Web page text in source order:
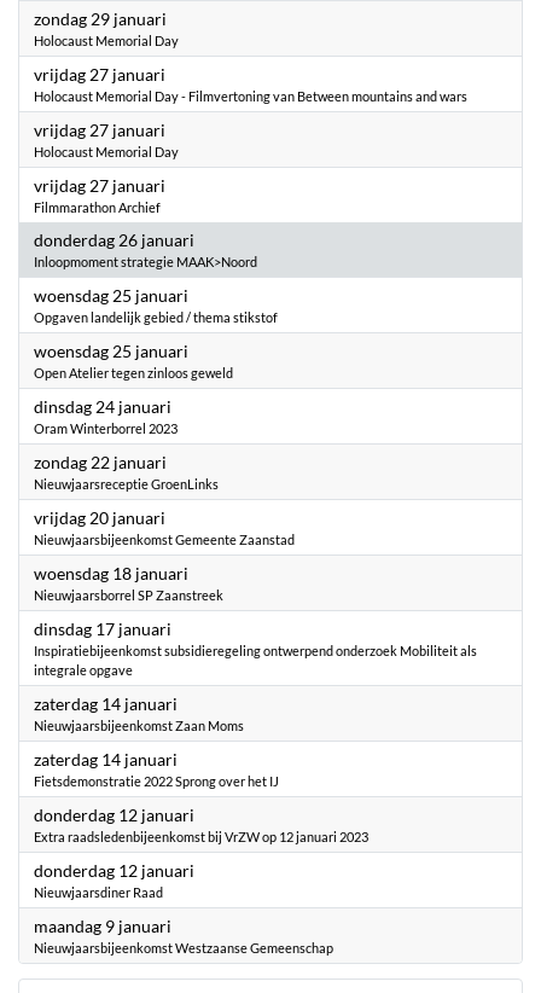
zondag 29 januari
Holocaust Memorial Day
vrijdag 27 januari
Holocaust Memorial Day - Filmvertoning van Between mountains and wars
vrijdag 27 januari
Holocaust Memorial Day
vrijdag 27 januari
Filmmarathon Archief
donderdag 26 januari
Inloopmoment strategie MAAK>Noord
woensdag 25 januari
Opgaven landelijk gebied / thema stikstof
woensdag 25 januari
Open Atelier tegen zinloos geweld
dinsdag 24 januari
Oram Winterborrel 2023
zondag 22 januari
Nieuwjaarsreceptie GroenLinks
vrijdag 20 januari
Nieuwjaarsbijeenkomst Gemeente Zaanstad
woensdag 18 januari
Nieuwjaarsborrel SP Zaanstreek
dinsdag 17 januari
Inspiratiebijeenkomst subsidieregeling ontwerpend onderzoek Mobiliteit als
integrale opgave
zaterdag 14 januari
Nieuwjaarsbijeenkomst Zaan Moms
zaterdag 14 januari
Fietsdemonstratie 2022 Sprong over het IJ
donderdag 12 januari
Extra raadsledenbijeenkomst bij VrZW op 12 januari 2023
donderdag 12 januari
Nieuwjaarsdiner Raad
maandag 9 januari
Nieuwjaarsbijeenkomst Westzaanse Gemeenschap